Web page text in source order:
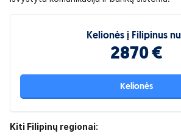
Kelionės į Filipinus
2870 €
Kelionės
Kiti Filipinų regionai: